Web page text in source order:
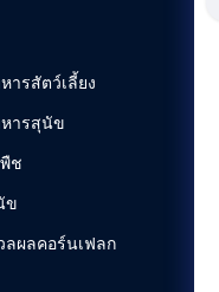
ารสัตว์เลี้ยง
หารสุนัข
ช
ข
ลผลคอร์นเฟลก